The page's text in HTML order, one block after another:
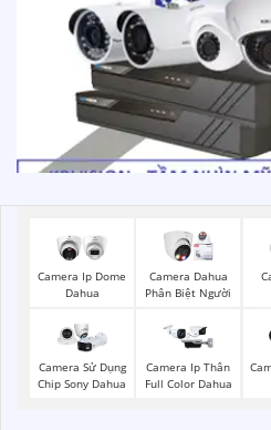
Camera Ip Dome
Dahua
Camera Dahua
Phân Biệt Người
Camera Sử Dụng
Chip Sony Dahua
Camera Ip Thân
Full Color Dahua